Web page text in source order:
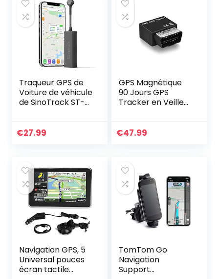
Traqueur GPS de
Voiture de véhicule
de SinoTrack ST-
localisation en
€27.99
GPS Magnétique
90 Jours GPS
Tracker en Veille
Traqueur Locator
€47.99
Navigation GPS, 5
Universal pouces
écran tactile
TomTom Go
Navigation
Support